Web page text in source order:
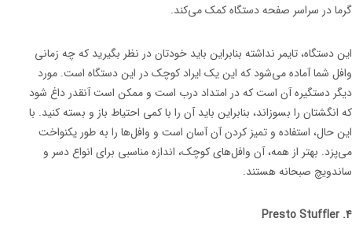
گرما در سراسر صفحه دستگاه کمک می‌کند.
این دستگاه، تایمر نداشته بنابراین باید خودتان در نظر بگیرید که چه زمانی
وافل شما آماده می‌شود که این یک ایراد کوچک در این دستگاه است. مورد
دیگر دستگیره آن است که در امتداد درب است و ممکن است آنقدر داغ شود
که انگشتان را بسوزاند، بنابراین باید آن را با کمی احتیاط باز و بسته کنید. با
این حال، استفاده و تمیز کردن آن آسان است و وافل‌ها را به طور یکنواخت
می‌پزد. بهتر از همه، آن وافل‌های کوچک، اندازه مناسبی برای انواع دسر و
ساندویچ صبحانه هستند.
4. Presto Stuffler